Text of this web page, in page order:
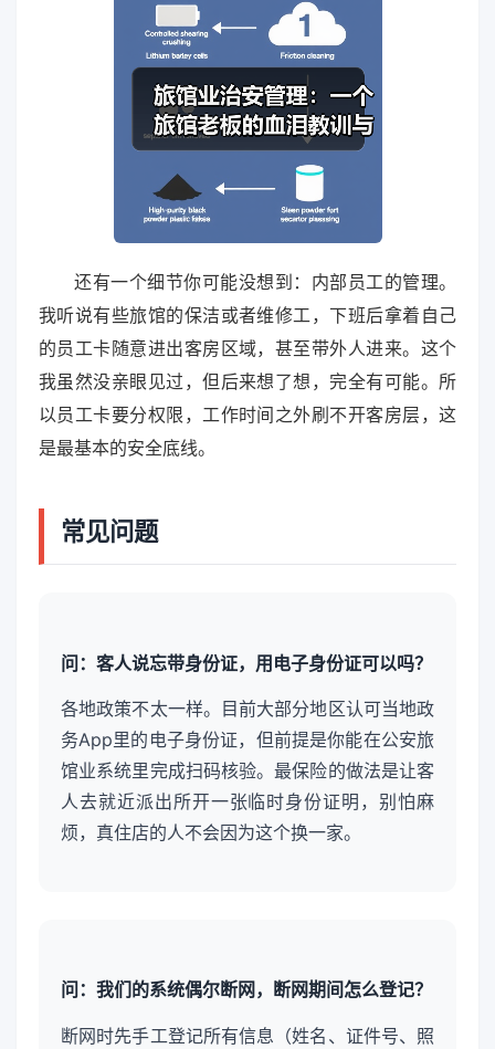
还有一个细节你可能没想到：内部员工的管理。
我听说有些旅馆的保洁或者维修工，下班后拿着自己
的员工卡随意进出客房区域，甚至带外人进来。这个
我虽然没亲眼见过，但后来想了想，完全有可能。所
以员工卡要分权限，工作时间之外刷不开客房层，这
是最基本的安全底线。
常见问题
问：客人说忘带身份证，用电子身份证可以吗？
各地政策不太一样。目前大部分地区认可当地政
务App里的电子身份证，但前提是你能在公安旅
馆业系统里完成扫码核验。最保险的做法是让客
人去就近派出所开一张临时身份证明，别怕麻
烦，真住店的人不会因为这个换一家。
问：我们的系统偶尔断网，断网期间怎么登记？
断网时先手工登记所有信息（姓名、证件号、照